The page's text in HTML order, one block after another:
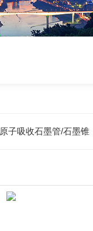
原子吸收石墨管/石墨锥